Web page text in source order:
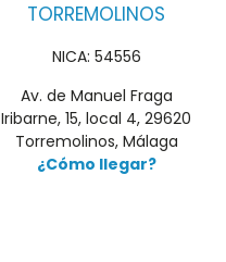
TORREMOLINOS
NICA: 54556
Av. de Manuel Fraga
Iribarne, 15, local 4, 29620
Torremolinos, Málaga
¿Cómo llegar?